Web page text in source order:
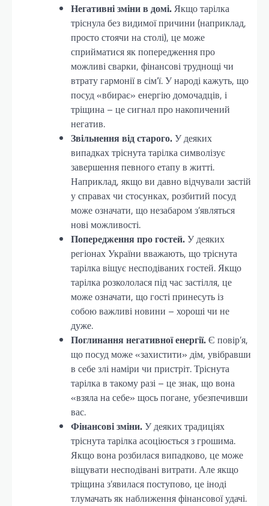
Негативні зміни в домі.Якщо тарілка
тріснула без видимої причини (наприклад,
просто стоячи на столі), це може
сприйматися як попередження про
можливі сварки, фінансові труднощі чи
втрату гармонії в сім’ї. У народі кажуть, що
посуд «вбирає» енергію домочадців, і
тріщина – це сигнал про накопичений
негатив.
Звільнення від старого.У деяких
випадках тріснута тарілка символізує
завершення певного етапу в житті.
Наприклад, якщо ви давно відчували застій
у справах чи стосунках, розбитий посуд
може означати, що незабаром з’являться
нові можливості.
Попередження про гостей.У деяких
регіонах України вважають, що тріснута
тарілка віщує несподіваних гостей. Якщо
тарілка розкололася під час застілля, це
може означати, що гості принесуть із
собою важливі новини – хороші чи не
дуже.
Поглинання негативної енергії.Є повір’я,
що посуд може «захистити» дім, увібравши
в себе злі наміри чи пристріт. Тріснута
тарілка в такому разі – це знак, що вона
«взяла на себе» щось погане, убезпечивши
вас.
Фінансові зміни.У деяких традиціях
тріснута тарілка асоціюється з грошима.
Якщо вона розбилася випадково, це може
віщувати несподівані витрати. Але якщо
тріщина з’явилася поступово, це іноді
тлумачать як наближення фінансової удачі.